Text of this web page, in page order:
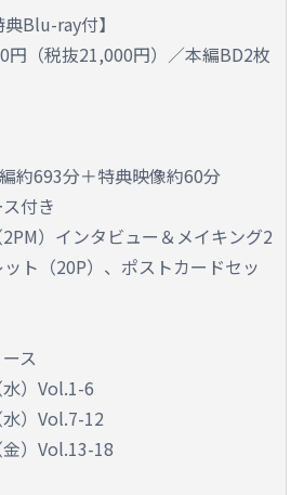
Blu-ray付】
円（税抜21,000円）／本編BD2枚
約693分＋特典映像約60分
付き
）インタビュー＆メイキング2
ト（20P）、ポストカードセッ
ス
）Vol.1-6
）Vol.7-12
）Vol.13-18